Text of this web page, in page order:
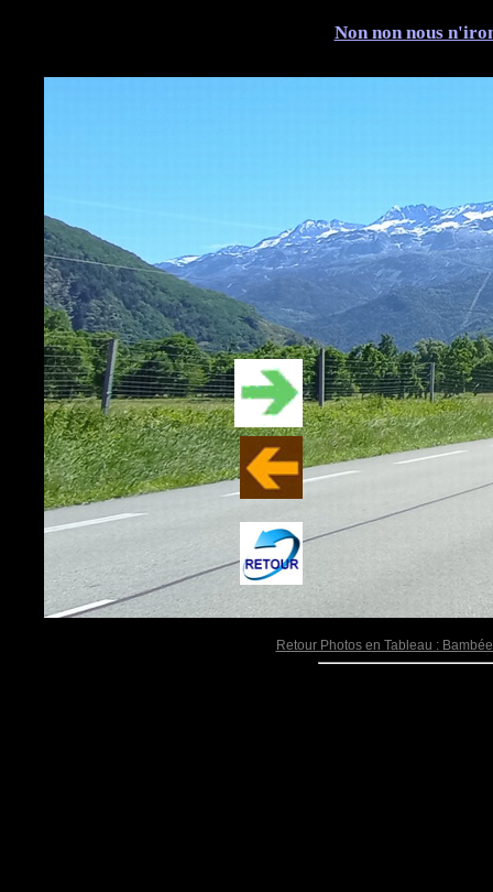
Non non nous
Retour Photos en Tableau :